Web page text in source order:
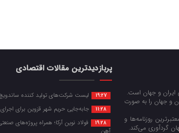
ایران و جهان است.
و جهان را به صورت
روزنامه‌ها و
گردآوری می‌کند.
پربازدیدترین مقالات اقتصادی
19:27 لیست شرکت‌های تولید کننده
11:28 جابه‌جایی حریم شهر قزوین برای اجرای
19:28
فولاد نوین آرکا؛ همراه پروژه‌های
آهن